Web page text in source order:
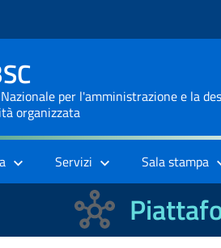
per l'amministrazione e la
organizzata
Servizi Sala stampa